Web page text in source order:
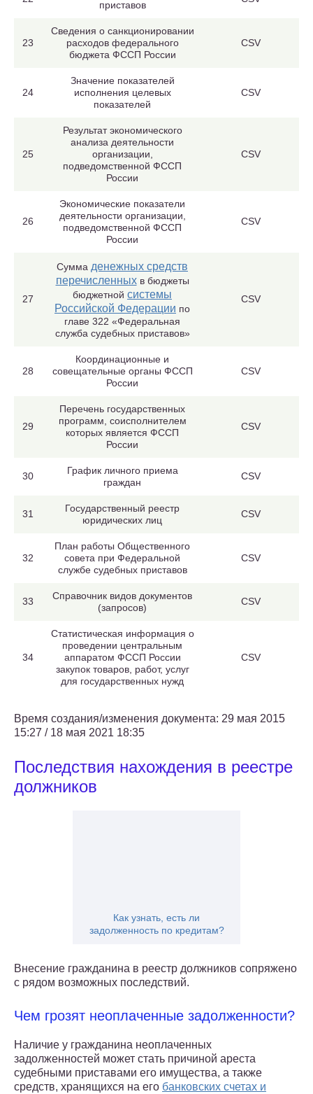
приставов
23
Сведения о санкционировании
расходов федерального
бюджета ФССП России
CSV
24
Значение показателей
исполнения целевых
показателей
CSV
25
Результат экономического
анализа деятельности
организации,
подведомственной ФССП
России
CSV
26
Экономические показатели
деятельности организации,
подведомственной ФССП
России
CSV
27
Сумма денежных средств
перечисленныхв бюджеты
бюджетной системы
Российской Федерации по
главе 322 «Федеральная
служба судебных приставов»
CSV
28
Координационные и
совещательные органы ФССП
России
CSV
29
Перечень государственных
программ, соисполнителем
которых является ФССП
России
CSV
30
График личного приема
граждан
CSV
31
Государственный реестр
юридических лиц
CSV
32
План работы Общественного
совета при Федеральной
службе судебных приставов
CSV
33
Справочник видов документов
(запросов)
CSV
34
Статистическая информация о
проведении центральным
аппаратом ФССП России
закупок товаров, работ, услуг
для государственных нужд
CSV
Время создания/изменения документа: 29 мая 2015
15:27 / 18 мая 2021 18:35
Последствия нахождения в реестре
должников
Как узнать, есть ли
задолженность по кредитам?
Внесение гражданина в реестр должников сопряжено
с рядом возможных последствий.
Чем грозят неоплаченные задолженности?
Наличие у гражданина неоплаченных
задолженностей может стать причиной ареста
судебными приставами его имущества, а также
средств, хранящихся на его банковских счетах и